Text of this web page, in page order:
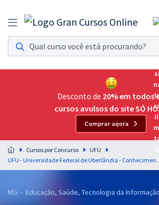
Assinatura Ilimitada 11
Acesso a todos os cursos. Teste grátis por 7 dias!
Assinatura OAB Até Passar
Acesso ilimitado a toda preparação para o Exame da
Residências Multiprofissionais
Preparação completa e intensiva para as principais
residências em saúde do Brasil
Desconto de 20% em todos
cursos avulsos do site SÓ
Comprar agora
Cursos por Concurso
UFU
UFU - Universidade Federal de
MG - Educação, Saúde, Tecnologia da Informação